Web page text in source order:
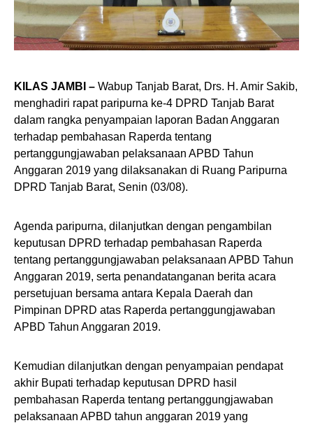
KILAS JAMBI – Wabup Tanjab Barat, Drs. H. Amir Sakib,
menghadiri rapat paripurna ke-4 DPRD Tanjab Barat
dalam rangka penyampaian laporan Badan Anggaran
terhadap pembahasan Raperda tentang
pertanggungjawaban pelaksanaan APBD Tahun
Anggaran 2019 yang dilaksanakan di Ruang Paripurna
DPRD Tanjab Barat, Senin (03/08).
Agenda paripurna, dilanjutkan dengan pengambilan
keputusan DPRD terhadap pembahasan Raperda
tentang pertanggungjawaban pelaksanaan APBD Tahun
Anggaran 2019, serta penandatanganan berita acara
persetujuan bersama antara Kepala Daerah dan
Pimpinan DPRD atas Raperda pertanggungjawaban
APBD Tahun Anggaran 2019.
Kemudian dilanjutkan dengan penyampaian pendapat
akhir Bupati terhadap keputusan DPRD hasil
pembahasan Raperda tentang pertanggungjawaban
pelaksanaan APBD tahun anggaran 2019 yang